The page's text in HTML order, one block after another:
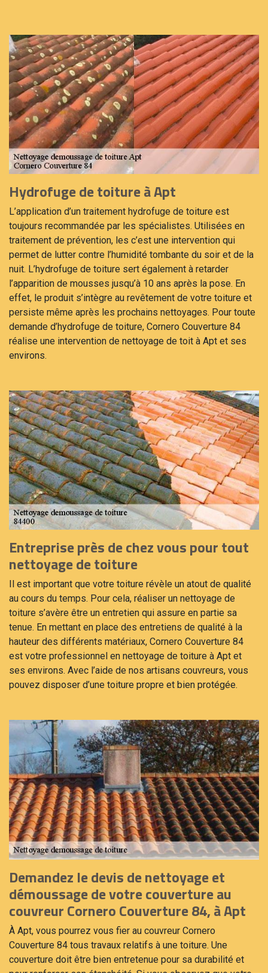
Hydrofuge de toiture à Apt
L’application d’un traitement hydrofuge de toiture est
toujours recommandée par les spécialistes. Utilisées en
traitement de prévention, les c’est une intervention qui
permet de lutter contre l’humidité tombante du soir et de la
nuit. L’hydrofuge de toiture sert également à retarder
l’apparition de mousses jusqu’à 10 ans après la pose. En
effet, le produit s’intègre au revêtement de votre toiture et
persiste même après les prochains nettoyages. Pour toute
demande d’hydrofuge de toiture, Cornero Couverture 84
réalise une intervention de nettoyage de toit à Apt et ses
environs.
Entreprise près de chez vous pour tout
nettoyage de toiture
Il est important que votre toiture révèle un atout de qualité
au cours du temps. Pour cela, réaliser un nettoyage de
toiture s’avère être un entretien qui assure en partie sa
tenue. En mettant en place des entretiens de qualité à la
hauteur des différents matériaux, Cornero Couverture 84
est votre professionnel en nettoyage de toiture à Apt et
ses environs. Avec l’aide de nos artisans couvreurs, vous
pouvez disposer d’une toiture propre et bien protégée.
Demandez le devis de nettoyage et
démoussage de votre couverture au
couvreur Cornero Couverture 84, à Apt
À Apt, vous pourrez vous fier au couvreur Cornero
Couverture 84 tous travaux relatifs à une toiture. Une
couverture doit être bien entretenue pour sa durabilité et